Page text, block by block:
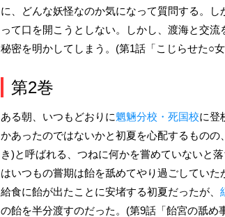
に、どんな妖怪なのか気になって質問する。
って口を開こうとしない。しかし、渡海と交
秘密を明かしてしまう。(第1話「こじらせた○
第2巻
ある朝、いつもどおりに魍魎分校・死国校に登
かあったのではないかと初夏を心配するもの
き)と呼ばれる、つねに何かを嘗めていないと
はいつもの嘗期は飴を舐めてやり過ごしてい
給食に飴が出たことに安堵する初夏だったが、
の飴を半分渡すのだった。(第9話「飴宮の舐め